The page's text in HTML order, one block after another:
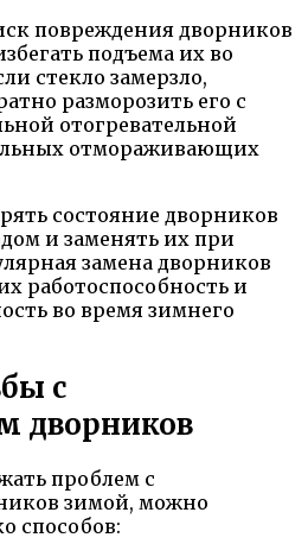
повреждения дворников
подъема их во
стекло замерзло,
разморозить его с
отогревательной
отмораживающих
состояние дворников
и заменять их при
замена дворников
работоспособность и
во время зимнего
с
дворников
проблем с
зимой, можно
способов: